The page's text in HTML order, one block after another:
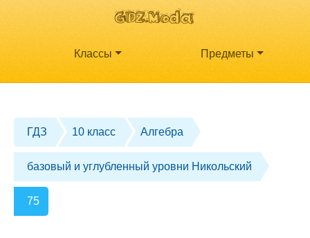
Классы Предметы
ГДЗ 10 класс Алгебра
базовый и углубленный уровни Никольский
75